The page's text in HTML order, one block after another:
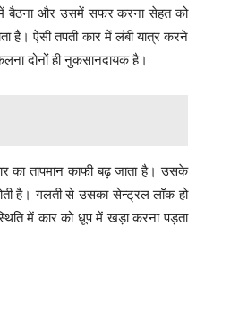
में बैठना और उसमें सफर करना सेहत को
है। ऐसी तपती कार में लंबी यात्र करने
दोनों ही नुकसानदायक है।
का तापमान काफी बढ़ जाता है। उसके
है। गलती से उसका सेन्ट्रल लॉक हो
में कार को धूप में खड़ा करना पड़ता